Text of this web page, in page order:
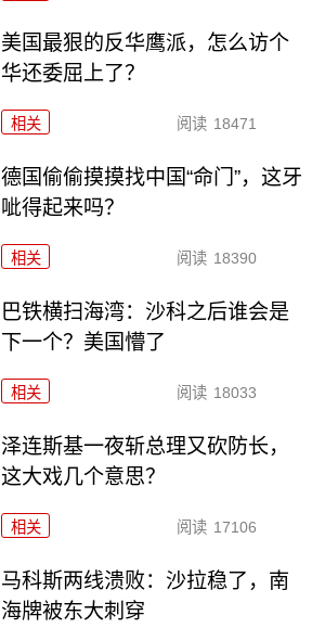
美国最狠的反华鹰派，怎么访个
华还委屈上了？
相关 阅读 18471
德国偷偷摸摸找中国“命门”，这牙
呲得起来吗？
相关 阅读 18390
巴铁横扫海湾：沙科之后谁会是
下一个？美国懵了
相关 阅读 18033
泽连斯基一夜斩总理又砍防长，
这大戏几个意思？
相关 阅读 17106
马科斯两线溃败：沙拉稳了，南
海牌被东大刺穿